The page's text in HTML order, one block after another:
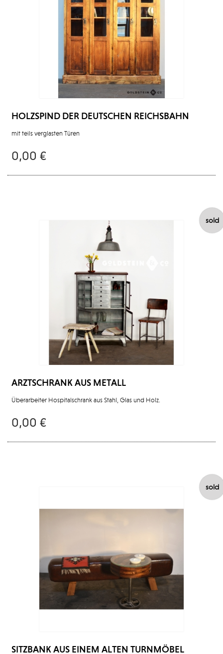
HOLZSPIND DER DEUTSCHEN REICHSBAHN
mit teils verglasten Türen
0,00 €
ARZTSCHRANK AUS METALL
Überarbeiter Hospitalschrank aus Stahl, Glas und Holz.
0,00 €
sold
SITZBANK AUS EINEM ALTEN TURNMÖBEL
sold